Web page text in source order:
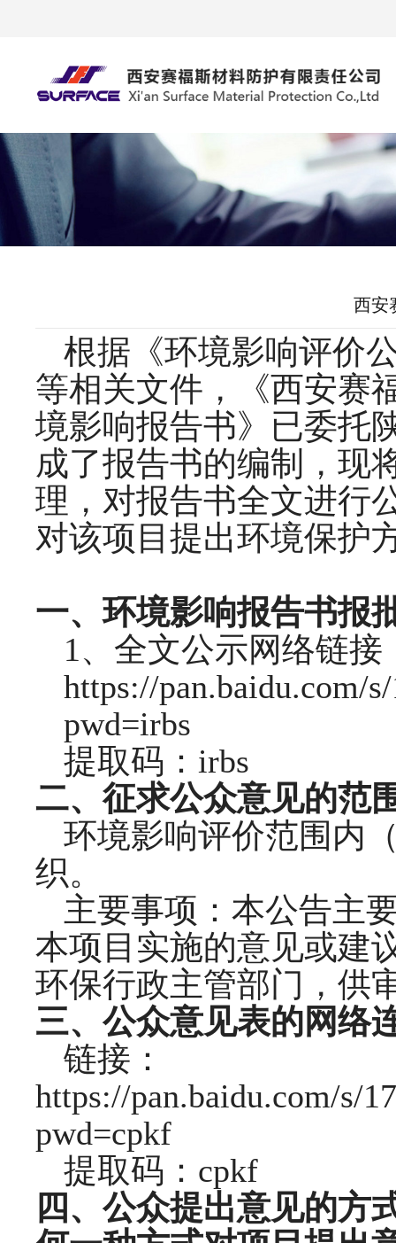
西安
根据《环境影响评价
等相关文件，《西安赛
境影响报告书》已委托
成了报告书的编制，现
理，对报告书全文进行
对该项目提出环境保护
一、环境影响报告书报
1、全文公示网络链接
https://pan.baidu.com/
pwd=irbs
提取码： irbs
二、征求公众意见的范
环境影响评价范围内
织。
主要事项：本公告主
本项目实施的意见或建
环保行政主管部门，供
三、 公众意见表的网络
链接：
https://pan.baidu.com/s/
pwd=cpkf
提取码： cpkf
四、公众提出意见的方